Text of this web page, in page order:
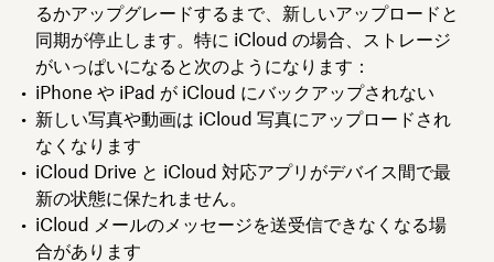
るかアップグレードするまで、新しいアップロードと
同期が停止します。特に iCloud の場合、ストレージ
がいっぱいになると次のようになります：
iPhone や iPad が iCloud にバックアップされない
新しい写真や動画は iCloud 写真にアップロードされ
なくなります
iCloud Drive と iCloud 対応アプリがデバイス間で最
新の状態に保たれません。
iCloud メールのメッセージを送受信できなくなる場
合があります